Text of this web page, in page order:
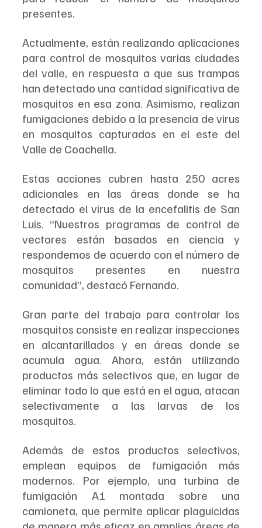
presentes.
Actualmente, están realizando aplicaciones
para control de mosquitos varias ciudades
del valle, en respuesta a que sus trampas
han detectado una cantidad significativa de
mosquitos en esa zona. Asimismo, realizan
fumigaciones debido a la presencia de virus
en mosquitos capturados en el este del
Valle de Coachella.
Estas acciones cubren hasta 250 acres
adicionales en las áreas donde se ha
detectado el virus de la encefalitis de San
Luis. “Nuestros programas de control de
vectores están basados en ciencia y
respondemos de acuerdo con el número de
mosquitos presentes en nuestra
comunidad”, destacó Fernando.
Gran parte del trabajo para controlar los
mosquitos consiste en realizar inspecciones
en alcantarillados y en áreas donde se
acumula agua. Ahora, están utilizando
productos más selectivos que, en lugar de
eliminar todo lo que está en el agua, atacan
selectivamente a las larvas de los
mosquitos.
Además de estos productos selectivos,
emplean equipos de fumigación más
modernos. Por ejemplo, una turbina de
fumigación A1 montada sobre una
camioneta, que permite aplicar plaguicidas